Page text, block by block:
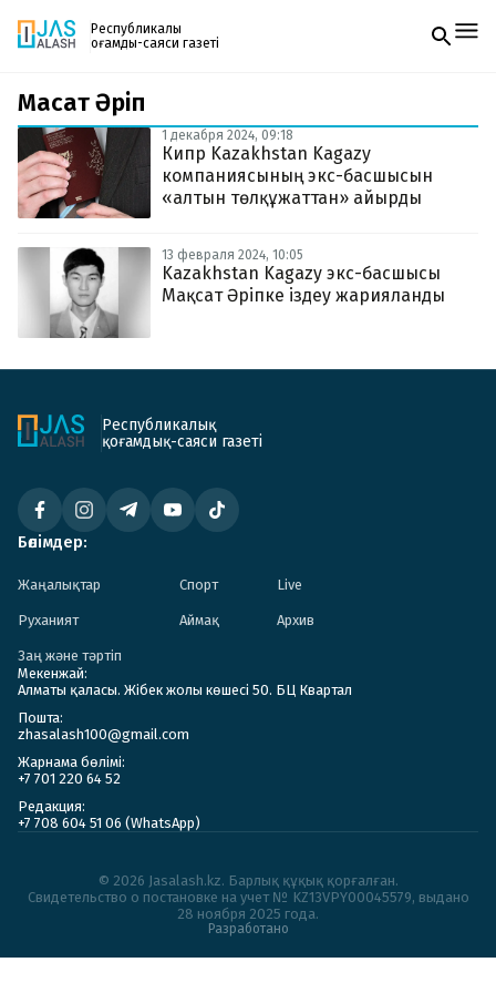
Республикалық
қоғамдық-саяси газеті
Жаңалықтар
Спорт
Live
Руханият
Аймақ
Архив
Заң және тәртіп
Редакциямен байланыс
+7 708 604 51 06
Жарнама бөлімі
Пошта
Газетке жазылу
PDF форматтағы газетті ай сайын электронды
поштаңызға алып отырыңыз. Жаңа нөмір
шыққан сәтте сізге бірден жіберіледі. Тек email
Мақсат Әріп
1 декабря 2024, 09:18
Кипр Kazakhstan Kagazy
компаниясының экс-басшысын
«алтын төлқұжаттан» айырды
13 февраля 2024, 10:05
Kazakhstan Kagazy экс-басшысы
Мақсат Әріпке іздеу жарияланды
Республикалық
қоғамдық-саяси газеті
Бөлімдер:
Жаңалықтар Спорт Live
Руханият Аймақ Архив
Заң және тәртіп
Мекенжай:
Алматы қаласы. Жібек жолы көшесі 50. БЦ Квартал
Пошта:
zhasalash100@gmail.com
Жарнама бөлімі:
+7 701 220 64 52
Редакция:
+7 708 604 51 06 (WhatsApp)
© 2026 Jasalash.kz. Барлық құқық қорғалған.
Cвидетельство о постановке на учет № KZ13VPY00045579, выдано
28 ноября 2025 года.
Разработано